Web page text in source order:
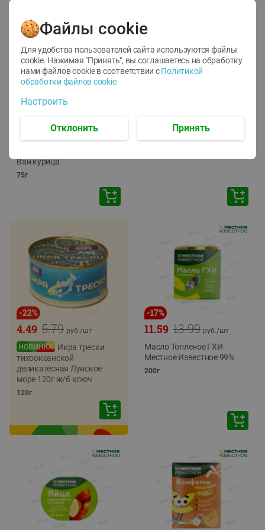
12
1.05 руб./
руб./шт
Корм влаж. для кош. с
Ван курица
75г
ТОФУ Vegetus ТВЕРДЫЙ
-22%
5.79
4.49 руб./шт
Икра трески
тихоокеанской
деликатесная Лунское
море 120г ж/б ключ
120г
-17%
13.99
11.59 руб./шт
Масло Топленое ГХИ
Местное Известное 99%
200г
Файлы cookie
Для удобства пользователей сайта используются файлы
cookie. Нажимая "Принять", вы соглашаетесь на обработку
нами файлов cookie в соответствии с Политикой
обработки файлов cookie
Настроить
Отклонить Принять